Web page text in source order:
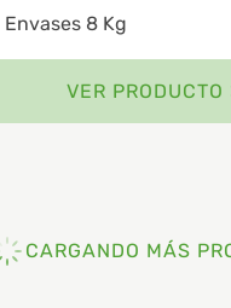
Envases 8 Kg
VER PRODUCTO
CARGANDO MÁS